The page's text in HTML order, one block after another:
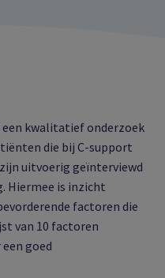
een kwalitatief onderzoek
die bij C-support
uitvoerig geïnterviewd
Hiermee is inzicht
factoren die
van 10 factoren
goed